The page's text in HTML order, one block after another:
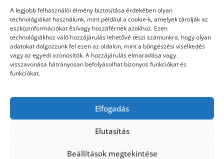
A legjobb felhasználói élmény biztosítása érdekében olyan
technológiákat használunk, mint például a cookie-k, amelyek tárolják az
eszközinformációkat és/vagy hozzáférnek azokhoz. Ezen
technológiákhoz való hozzájárulás lehetővé teszi számunkra, hogy olyan
adatokat dolgozzunk fel ezen az oldalon, mint a böngészési viselkedés
vagy az egyedi azonosítók. A hozzájárulás elmaradása vagy
visszavonása hátrányosan befolyásolhat bizonyos funkciókat és
funkciókat.
Elfogadás
Elutasítás
Beállítások megtekintése
Vásárlás
Víztisztítás
Webáruház
hátfájás kezelése műkörmös eszközök szemészeti betegségek